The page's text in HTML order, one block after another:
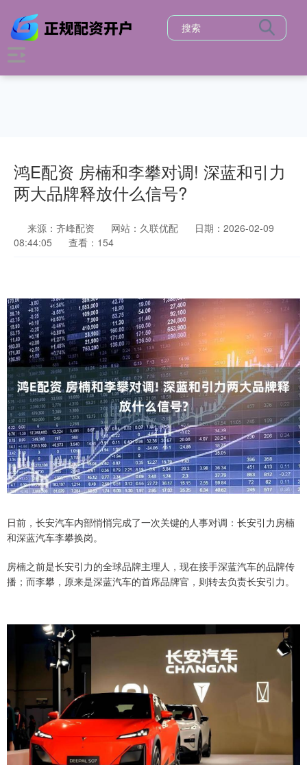
鸿E配资 房楠和李攀对调! 深蓝和引力
两大品牌释放什么信号?
来源：齐峰配资 网站：久联优配
日期：2026-02-09
08:44:05
查看：154
日前，长安汽车内部悄悄完成了一次关键的人事对调：长安引力房楠
和深蓝汽车李攀换岗。
房楠之前是长安引力的全球品牌主理人，现在接手深蓝汽车的品牌传
播；而李攀，原来是深蓝汽车的首席品牌官，则转去负责长安引力。